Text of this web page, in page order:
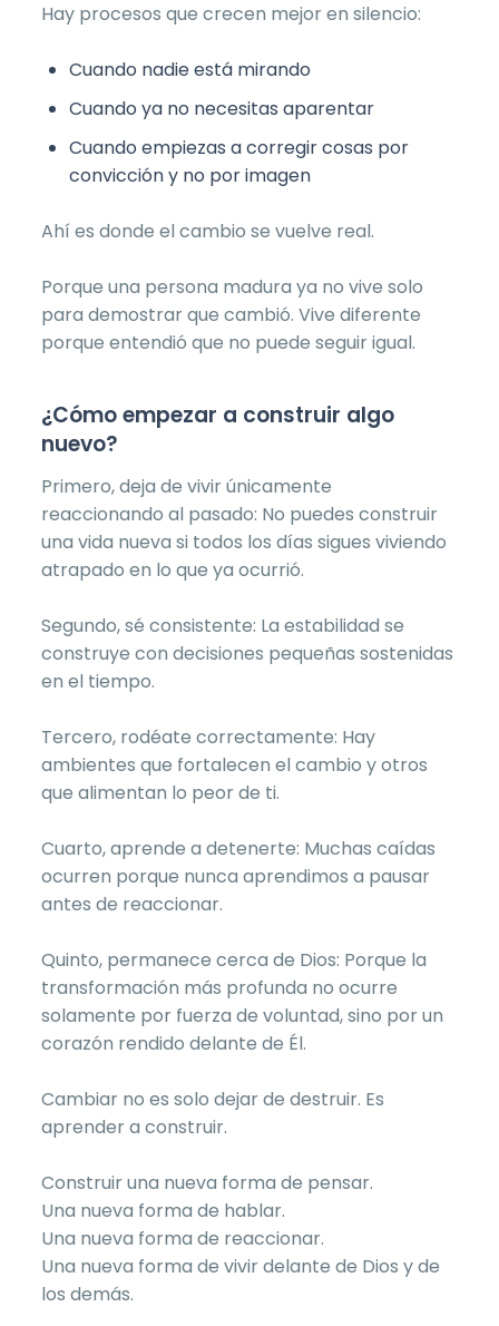
Hay procesos que crecen mejor en silencio:
Cuando nadie está mirando
Cuando ya no necesitas aparentar
Cuando empiezas a corregir cosas por
convicción y no por imagen
Ahí es donde el cambio se vuelve real.
Porque una persona madura ya no vive solo
para demostrar que cambió. Vive diferente
porque entendió que no puede seguir igual.
¿Cómo empezar a construir algo
nuevo?
Primero, deja de vivir únicamente
reaccionando al pasado: No puedes construir
una vida nueva si todos los días sigues viviendo
atrapado en lo que ya ocurrió.
Segundo, sé consistente: La estabilidad se
construye con decisiones pequeñas sostenidas
en el tiempo.
Tercero, rodéate correctamente: Hay
ambientes que fortalecen el cambio y otros
que alimentan lo peor de ti.
Cuarto, aprende a detenerte: Muchas caídas
ocurren porque nunca aprendimos a pausar
antes de reaccionar.
Quinto, permanece cerca de Dios: Porque la
transformación más profunda no ocurre
solamente por fuerza de voluntad, sino por un
corazón rendido delante de Él.
Cambiar no es solo dejar de destruir. Es
aprender a construir.
Construir una nueva forma de pensar.
Una nueva forma de hablar.
Una nueva forma de reaccionar.
Una nueva forma de vivir delante de Dios y de
los demás.